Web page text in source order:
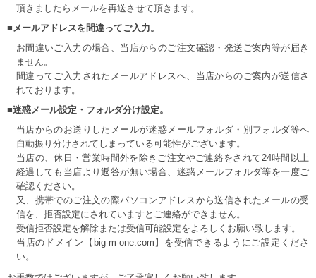
頂きましたらメールを再送させて頂きます。
■メールアドレスを間違ってご入力。
お間違いご入力の場合、当店からのご注文確認・発送ご案内等が届き
ません。
間違ってご入力されたメールアドレスへ、当店からのご案内が送信さ
れております。
■迷惑メール設定・フォルダ分け設定。
当店からのお送りしたメールが迷惑メールフォルダ・別フォルダ等へ
自動振り分けされてしまっている可能性がございます。
当店の、休日・営業時間外を除きご注文やご連絡をされて24時間以上
経過しても当店より返答が無い場合、迷惑メールフォルダ等を一度ご
確認ください。
又、携帯でのご注文の際パソコンアドレスから送信されたメールの受
信を、拒否設定にされていますとご連絡ができません。
受信拒否設定を解除または受信可能設定をよろしくお願い致します。
当店のドメイン【big-m-one.com】を受信できるようにご設定くださ
い。